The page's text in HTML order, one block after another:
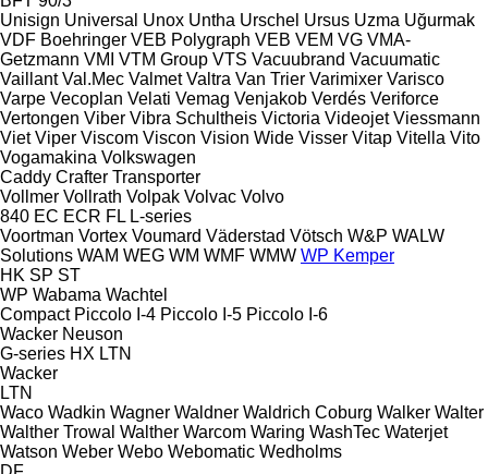
Unisign Universal Unox Untha Urschel Ursus Uzma Uğurmak
VDF Boehringer VEB Polygraph VEB VEM VG VMA-
Getzmann VMI VTM Group VTS Vacuubrand Vacuumatic
Vaillant Val.Mec Valmet Valtra Van Trier Varimixer Varisco
Varpe Vecoplan Velati Vemag Venjakob Verdés Veriforce
Vertongen Viber Vibra Schultheis Victoria Videojet Viessmann
Viet Viper Viscom Viscon Vision Wide Visser Vitap Vitella Vito
Vogamakina Volkswagen
Caddy Crafter Transporter
Vollmer Vollrath Volpak Volvac Volvo
840 EC ECR FL L-series
Voortman Vortex Voumard Väderstad Vötsch W&P WALW
Solutions WAM WEG WM WMF WMW WP Kemper
HK SP ST
WP Wabama Wachtel
Compact Piccolo I-4 Piccolo I-5 Piccolo I-6
Wacker Neuson
G-series HX LTN
Wacker
LTN
Waco Wadkin Wagner Waldner Waldrich Coburg Walker Walter
Walther Trowal Walther Warcom Waring WashTec Waterjet
Watson Weber Webo Webomatic Wedholms